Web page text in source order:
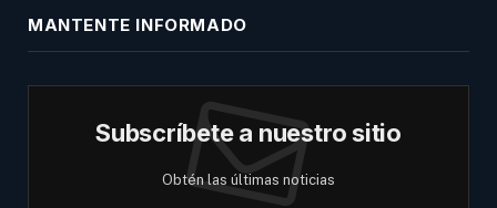
MANTENTE INFORMADO
Subscríbete a nuestro sitio
Obtén las últimas noticias